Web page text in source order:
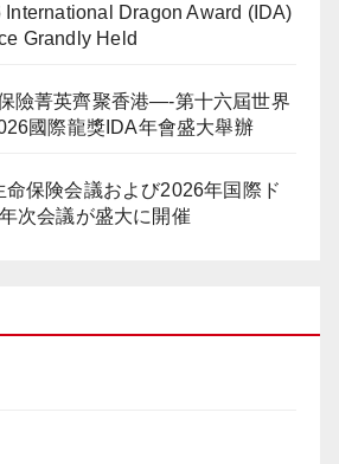
Dragon Award (IDA)
Grandly Held
險菁英齊聚香港—-第十六屆世界
國際龍獎IDA年會盛大舉辦
保険会議および2026年国際ド
次会議が盛大に開催